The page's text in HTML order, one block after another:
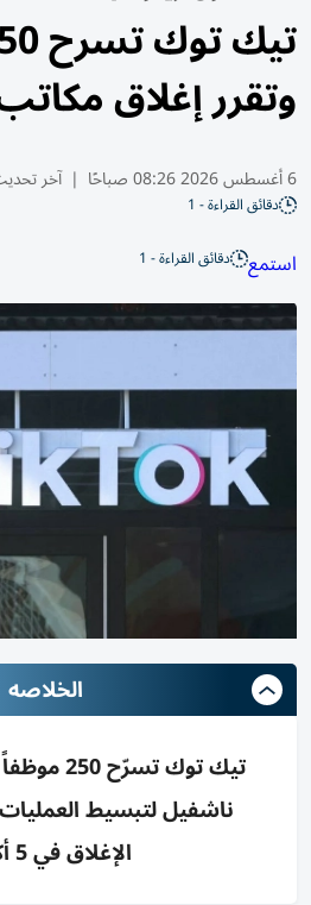
وتقرر إغلاق
6 أغسطس 2026 08:26 صباحًا | آخر
دقائق القراءة - 1
استمع دقائق القراءة - 1
الخلاصه
تيك توك
ناشفيل لتبسيط
الإغلاق في 5 أكتوبر